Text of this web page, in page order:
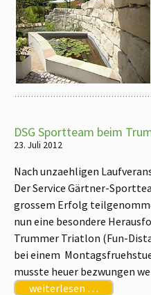
DSG Sportteam beim
23. Juli 2012
Nach unzaehligen
Der Service Gärtner-
grossem Erfolg
nun eine besondere
Trummer Triatlon (Fun-
bei einem
musste heuer bezwungen
weiterlesen …